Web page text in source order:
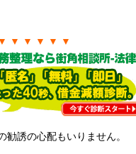
▼ ▼ ▼ ▼ ▼
誘の心配もいりません。